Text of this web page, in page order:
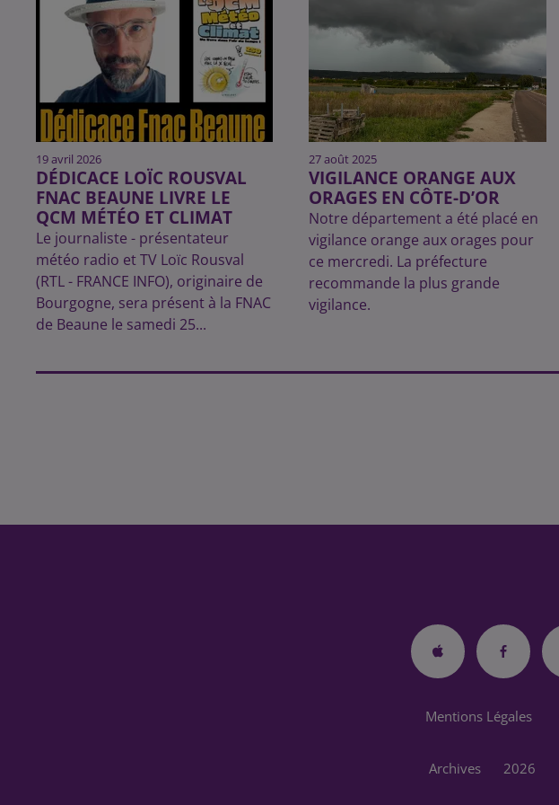
19 avril 2026
DÉDICACE LOÏC ROUSVAL
FNAC BEAUNE LIVRE LE
QCM MÉTÉO ET CLIMAT
Le journaliste - présentateur
météo radio et TV Loïc Rousval
(RTL - FRANCE INFO), originaire de
Bourgogne, sera présent à la FNAC
de Beaune le samedi 25...
27 août 2025
VIGILANCE ORANGE AUX
ORAGES EN CÔTE-D’OR
Notre département a été placé en
vigilance orange aux orages pour
ce mercredi. La préfecture
recommande la plus grande
vigilance.
Mentions Légales
Archives 2026